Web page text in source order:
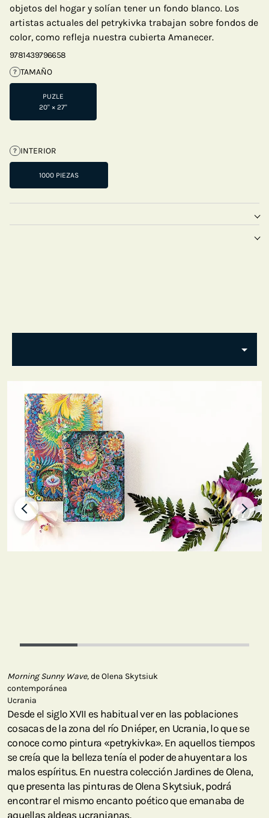
objetos del hogar y solían tener un fondo blanco. Los
artistas actuales del petrykivka trabajan sobre fondos de
color, como refleja nuestra cubierta Amanecer.
9781439796658
? TAMAÑO
PUZLE
20" × 27"
? INTERIOR
1000 PIEZAS
Morning Sunny Wave,de Olena Skytsiuk
contemporánea
Ucrania
Desde el siglo XVII es habitual ver en las poblaciones
cosacas de la zona del río Dniéper, en Ucrania, lo que se
conoce como pintura «petrykivka». En aquellos tiempos
se creía que la belleza tenía el poder de ahuyentar a los
malos espíritus. En nuestra colección Jardines de Olena,
que presenta las pinturas de Olena Skytsiuk, podrá
encontrar el mismo encanto poético que emanaba de
aquellas aldeas ucranianas.